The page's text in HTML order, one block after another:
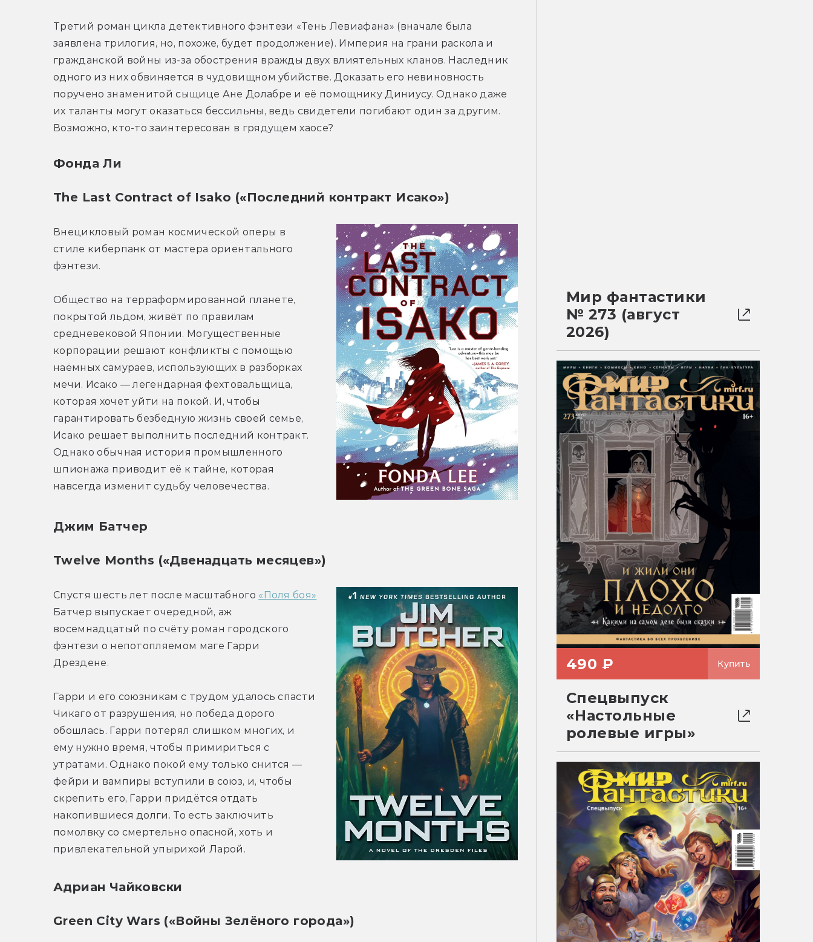
Третий роман цикла детективного фэнтези «Тень Левиафана» (вначале была
заявлена трилогия, но, похоже, будет продолжение). Империя на грани раскола и
гражданской войны из-за обострения вражды двух влиятельных кланов. Наследник
одного из них обвиняется в чудовищном убийстве. Доказать его невиновность
поручено знаменитой сыщице Ане Долабре и её помощнику Диниусу. Однако даже
их таланты могут оказаться бессильны, ведь свидетели погибают один за другим.
Возможно, кто-то заинтересован в грядущем хаосе?
Фонда Ли
The Last Contract of Isako («Последний контракт Исако»)
Внецикловый роман космической оперы в
стиле киберпанк от мастера ориентального
фэнтези.
Общество на терраформированной планете,
покрытой льдом, живёт по правилам
средневековой Японии. Могущественные
корпорации решают конфликты с помощью
наёмных самураев, использующих в разборках
мечи. Исако — легендарная фехтовальщица,
которая хочет уйти на покой. И, чтобы
гарантировать безбедную жизнь своей семье,
Исако решает выполнить последний контракт.
Однако обычная история промышленного
шпионажа приводит её к тайне, которая
навсегда изменит судьбу человечества.
Джим Батчер
Twelve Months («Двенадцать месяцев»)
Спустя шесть лет после масштабного «Поля боя»
Батчер выпускает очередной, аж
восемнадцатый по счёту роман городского
фэнтези о непотопляемом маге Гарри
Дрездене.
Гарри и его союзникам с трудом удалось спасти
Чикаго от разрушения, но победа дорого
обошлась. Гарри потерял слишком многих, и
ему нужно время, чтобы примириться с
утратами. Однако покой ему только снится —
фейри и вампиры вступили в союз, и, чтобы
скрепить его, Гарри придётся отдать
накопившиеся долги. То есть заключить
помолвку со смертельно опасной, хоть и
привлекательной упырихой Ларой.
Адриан Чайковски
Green City Wars («Войны Зелёного города»)
Мир фантастики
№ 273 (август
2026)
490 ₽ Купить
Спецвыпуск
«Настольные
ролевые игры»